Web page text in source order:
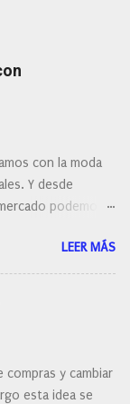
con la moda
Y desde
podemos
a pilas, a batería,
y
Existe en la
de hacer la
unas preguntas:
porque elegí mi
LEER MÁS
compras y cambiar
esta idea se